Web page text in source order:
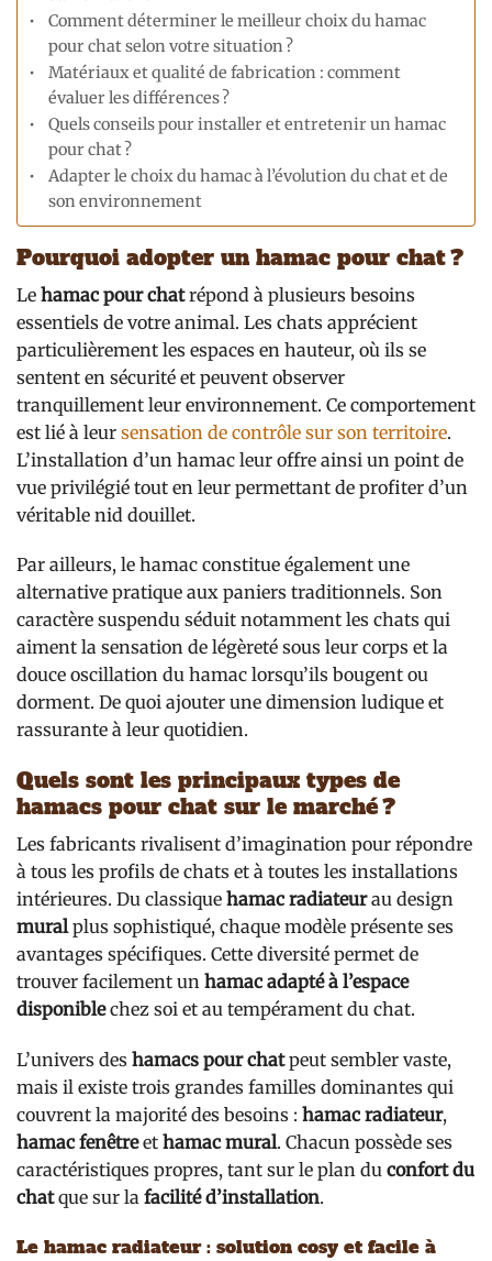
Comment déterminer le meilleur choix du hamac
pour chat selon votre situation ?
Matériaux et qualité de fabrication : comment
évaluer les différences ?
Quels conseils pour installer et entretenir un hamac
pour chat ?
Adapter le choix du hamac à l’évolution du chat et de
son environnement
Pourquoi adopter un hamac pour chat ?
Le hamac pour chatrépond à plusieurs besoins
essentiels de votre animal. Les chats apprécient
particulièrement les espaces en hauteur, où ils se
sentent en sécurité et peuvent observer
tranquillement leur environnement. Ce comportement
est lié à leur sensation de contrôle sur son territoire.
L’installation d’un hamac leur offre ainsi un point de
vue privilégié tout en leur permettant de profiter d’un
véritable nid douillet.
Par ailleurs, le hamac constitue également une
alternative pratique aux paniers traditionnels. Son
caractère suspendu séduit notamment les chats qui
aiment la sensation de légèreté sous leur corps et la
douce oscillation du hamac lorsqu’ils bougent ou
dorment. De quoi ajouter une dimension ludique et
rassurante à leur quotidien.
Quels sont les principaux types de
hamacs pour chat sur le marché ?
Les fabricants rivalisent d’imagination pour répondre
à tous les profils de chats et à toutes les installations
intérieures. Du classique hamac radiateurau design
muralplus sophistiqué, chaque modèle présente ses
avantages spécifiques. Cette diversité permet de
trouver facilement un hamac adapté à l’espace
disponiblechez soi et au tempérament du chat.
L’univers des hamacs pour chatpeut sembler vaste,
mais il existe trois grandes familles dominantes qui
couvrent la majorité des besoins : hamac radiateur,
hamac fenêtreet hamac mural. Chacun possède ses
caractéristiques propres, tant sur le plan du confort du
chatque sur la facilité d’installation.
Le hamac radiateur : solution cosy et facile à